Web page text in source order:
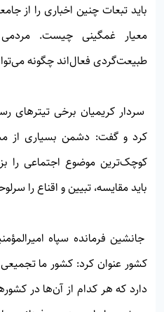
باید تبعات چنین اخباری را از
معیار غمگینی چیست.
طبیعت‌گردی فعال‌اند چگونه
سردار کریمیان برخی تیترهای
کرد و گفت: دشمن بسیاری از
کوچک‌ترین موضوع اجتماعی را
باید مقایسه، تبیین و اقناع را
جانشین فرمانده سپاه
کشور عنوان کرد: کشور ما
دارد که هر کدام از آن‌ها در